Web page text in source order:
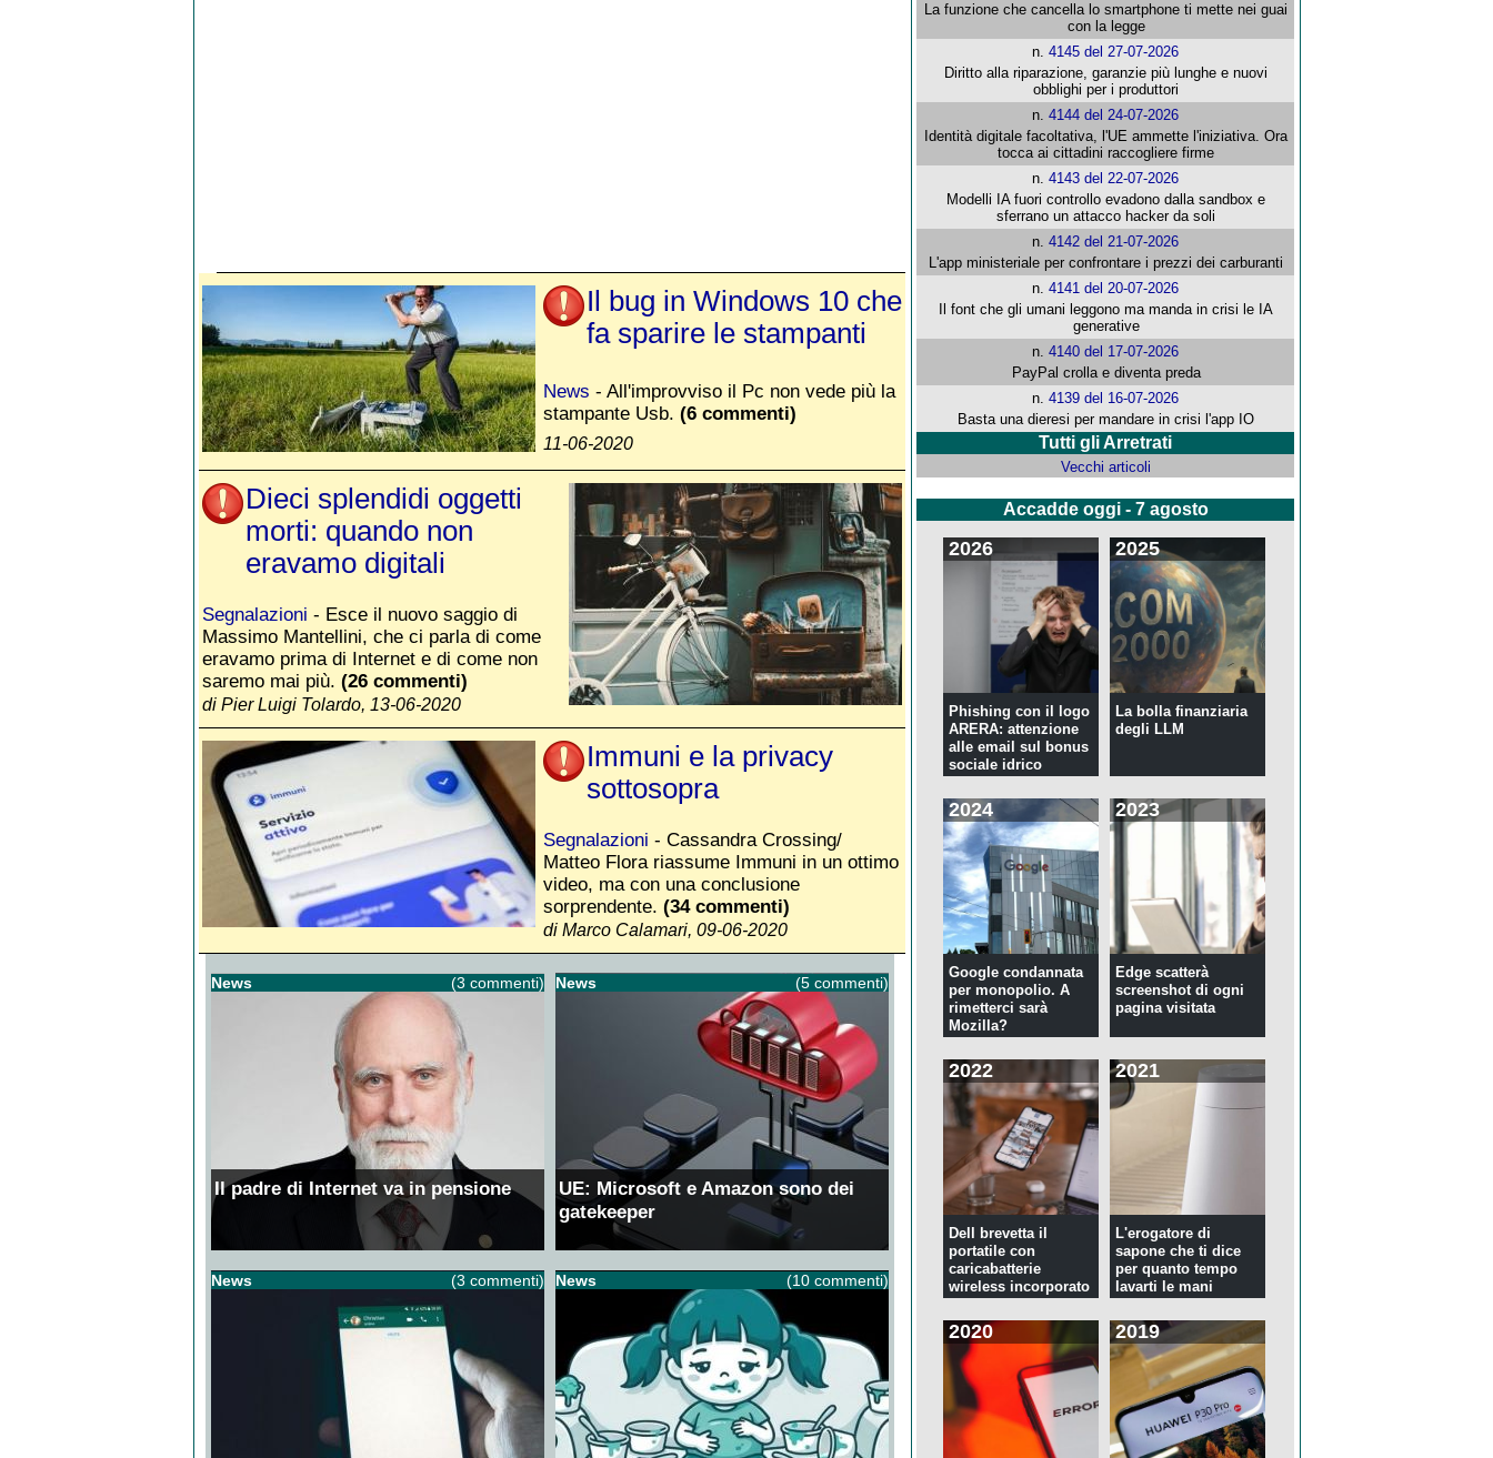
Il bug in Windows 10 che
fa sparire le stampanti
News - All'improvviso il Pc non vede più la
stampante Usb. (6 commenti)
11-06-2020
Dieci splendidi oggetti
morti: quando non
eravamo digitali
Segnalazioni - Esce il nuovo saggio di
Massimo Mantellini, che ci parla di come
eravamo prima di Internet e di come non
saremo mai più. (26 commenti)
di Pier Luigi Tolardo, 13-06-2020
Immuni e la privacy
sottosopra
Segnalazioni - Cassandra Crossing/
Matteo Flora riassume Immuni in un ottimo
video, ma con una conclusione
sorprendente. (34 commenti)
di Marco Calamari, 09-06-2020
La funzione che cancella lo smartphone ti mette nei guai
con la legge
n.4145 del 27-07-2026
Diritto alla riparazione, garanzie più lunghe e nuovi
obblighi per i produttori
n.4144 del 24-07-2026
Identità digitale facoltativa, l'UE ammette l'iniziativa. Ora
tocca ai cittadini raccogliere firme
n.4143 del 22-07-2026
Modelli IA fuori controllo evadono dalla sandbox e
sferrano un attacco hacker da soli
n.4142 del 21-07-2026
L'app ministeriale per confrontare i prezzi dei carburanti
n.4141 del 20-07-2026
Il font che gli umani leggono ma manda in crisi le IA
generative
n.4140 del 17-07-2026
PayPal crolla e diventa preda
n.4139 del 16-07-2026
Basta una dieresi per mandare in crisi l'app IO
Tutti gli Arretrati
Vecchi articoli
Accadde oggi - 7 agosto
2026
Phishing con il logo
ARERA: attenzione
alle email sul bonus
sociale idrico
2025
La bolla finanziaria
degli LLM
2024
Google condannata
per monopolio. A
rimetterci sarà
Mozilla?
2023
Edge scatterà
screenshot di ogni
pagina visitata
2022
Dell brevetta il
portatile con
caricabatterie
wireless incorporato
2021
L'erogatore di
sapone che ti dice
per quanto tempo
lavarti le mani
2020 2019
News (3 commenti)
Il padre di Internet va in pensione
News (5 commenti)
UE: Microsoft e Amazon sono dei
gatekeeper
News (3 commenti) News (10 commenti)